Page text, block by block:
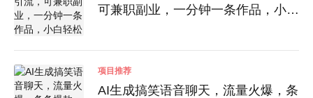
可兼职副业，一分钟一条作品，小白
项目推荐
AI生成搞笑语音聊天，流量火爆，条